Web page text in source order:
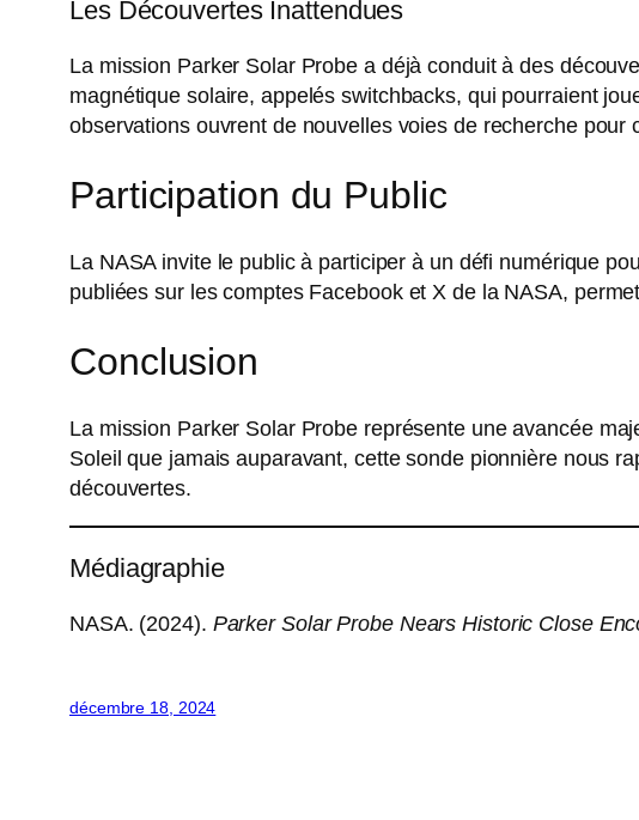
Les Découvertes Inattendues
La mission Parker Solar Probe a déjà conduit à des
magnétique solaire, appelés switchbacks, qui pourraient
observations ouvrent de nouvelles voies de recherche
Participation du Public
La NASA invite le public à participer à un défi numérique
publiées sur les comptes Facebook et X de la NASA,
Conclusion
La mission Parker Solar Probe représente une avancée
Soleil que jamais auparavant, cette sonde pionnière nous
découvertes.
Médiagraphie
NASA. (2024). Parker Solar Probe Nears Historic Close
décembre 18, 2024